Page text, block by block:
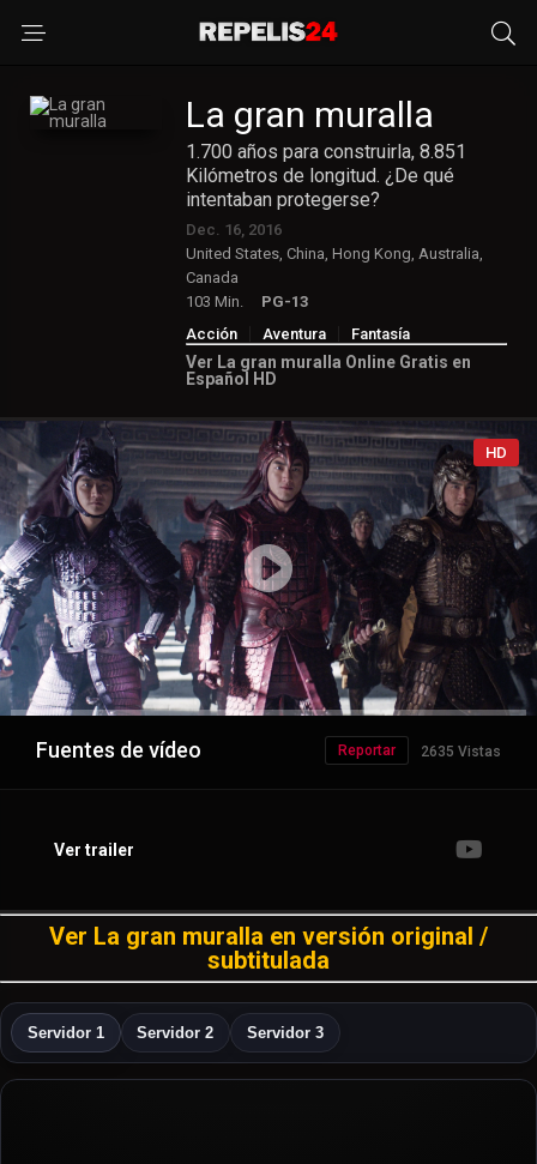
La gran muralla
1.700 años para construirla, 8.851
Kilómetros de longitud. ¿De qué
intentaban protegerse?
Dec. 16, 2016
United States, China, Hong Kong, Australia,
Canada
103 Min.
PG-13
Acción
Aventura Fantasía
Ver La gran muralla Online Gratis en
Español HD
HD
Fuentes de vídeo 2635 Vistas
Reportar
Ver trailer
Ver La gran muralla en versión original /
subtitulada
Servidor 1 Servidor 2 Servidor 3